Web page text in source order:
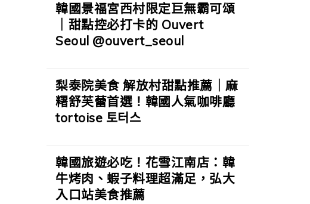
韓國景福宮西村限定巨無霸可頌
｜甜點控必打卡的 Ouvert
Seoul @ouvert_seoul
梨泰院美食 解放村甜點推薦｜麻
糬舒芙蕾首選！韓國人氣咖啡廳
tortoise 토터스
韓國旅遊必吃！花雪江南店：韓
牛烤肉、蝦子料理超滿足，弘大
入口站美食推薦